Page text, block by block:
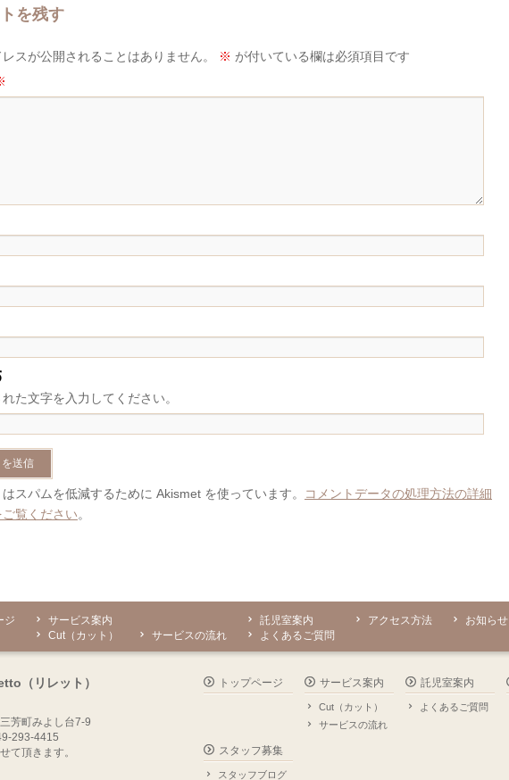
を残す
レスが公開されることはありません。 ※ が付いている欄は必須項目です
れた文字を入力してください。
スパムを低減するために Akismet を使っています。
コメントデータの処理方法の詳細
覧ください。
ジ
サービス案内
Cut（カット）
サービスの流れ
託児室案内
よくあるご質問
アクセス方法 お知らせ
（リレット）
芳町みよし台7-9
293-4415
て頂きます。
トップページ サービス案内
Cut（カット）
サービスの流れ
託児室案内
よくあるご質問
スタッフ募集
スタッフブログ